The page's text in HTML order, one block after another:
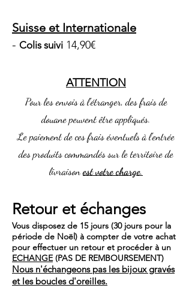
Suisse et Internationale
- Colis suivi 14,90€
ATTENTION
Pour les envois à l’étranger, des frais de
douane peuvent être appliqués.
Le paiement de ces frais éventuels à l’entrée
des produits commandés sur le territoire de
livraisonest votre charge.
Retour et échanges
Vous disposez de 15 jours (30 jours pour la
période de Noël) à compter de votre achat
pour effectuer un retour et procéder à un
ECHANGE(PAS DE REMBOURSEMENT)
Nous n'échangeons pas les bijoux gravés
et les boucles d'oreilles.